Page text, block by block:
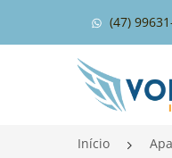
(47)
Página inicial
Início